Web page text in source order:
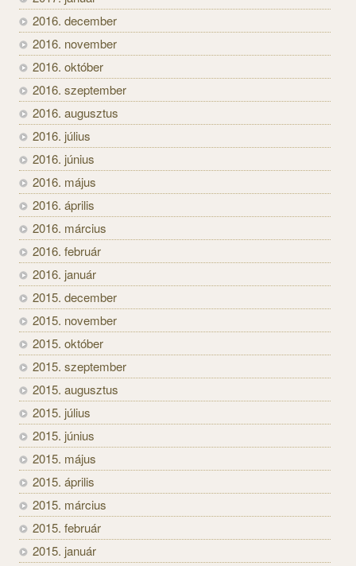
2016. december
2016. november
2016. október
2016. szeptember
2016. augusztus
2016. július
2016. június
2016. május
2016. április
2016. március
2016. február
2016. január
2015. december
2015. november
2015. október
2015. szeptember
2015. augusztus
2015. július
2015. június
2015. május
2015. április
2015. március
2015. február
2015. január